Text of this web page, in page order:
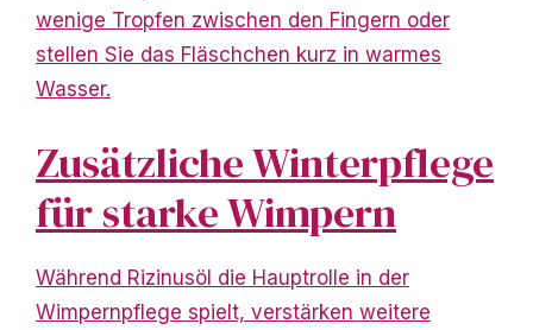
wenige Tropfen zwischen den Fingern oder
stellen Sie das Fläschchen kurz in warmes
Wasser.
Zusätzliche Winterpflege
für starke Wimpern
Während Rizinusöl die Hauptrolle in der
Wimpernpflege spielt, verstärken weitere